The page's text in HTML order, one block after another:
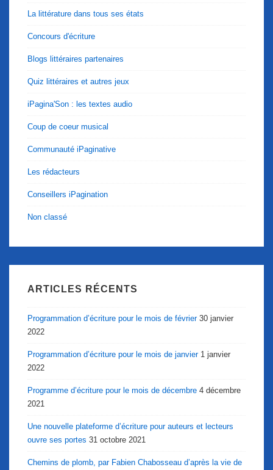
La littérature dans tous ses états
Concours d'écriture
Blogs littéraires partenaires
Quiz littéraires et autres jeux
iPagina'Son : les textes audio
Coup de coeur musical
Communauté iPaginative
Les rédacteurs
Conseillers iPagination
Non classé
ARTICLES RÉCENTS
Programmation d’écriture pour le mois de février 30 janvier
2022
Programmation d’écriture pour le mois de janvier 1 janvier
2022
Programme d’écriture pour le mois de décembre 4 décembre
2021
Une nouvelle plateforme d’écriture pour auteurs et lecteurs
ouvre ses portes 31 octobre 2021
Chemins de plomb, par Fabien Chabosseau d’après la vie de